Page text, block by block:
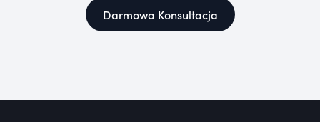
Darmowa Konsultacja